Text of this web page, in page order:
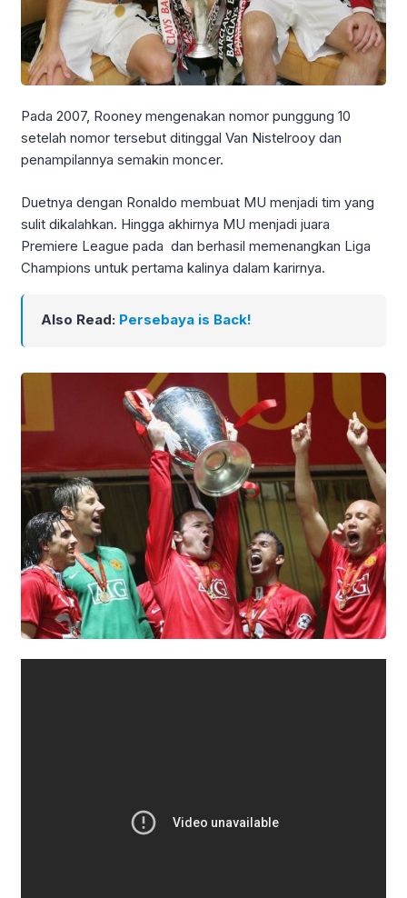
Pada 2007, Rooney mengenakan nomor punggung 10
setelah nomor tersebut ditinggal Van Nistelrooy dan
penampilannya semakin moncer.
Duetnya dengan Ronaldo membuat MU menjadi tim yang
sulit dikalahkan. Hingga akhirnya MU menjadi juara
Premiere League pada dan berhasil memenangkan Liga
Champions untuk pertama kalinya dalam karirnya.
Also Read: Persebaya is Back!